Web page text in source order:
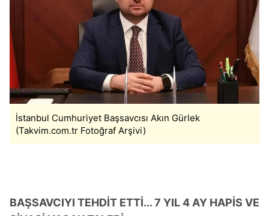
İstanbul Cumhuriyet Başsavcısı Akın Gürlek
(Takvim.com.tr Fotoğraf Arşivi)
BAŞSAVCIYI TEHDİT ETTİ... 7 YIL 4 AY HAPİS VE